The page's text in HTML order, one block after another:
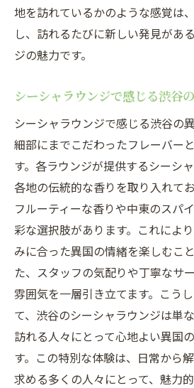
シーシャラウンジで渋谷
別な体験
渋谷で異国情緒を楽しむ
シーシャラウンジが提供
常のひととき
渋谷のシーシャラウンジ
体験
シーシャのフレーバーが彩
渋谷のシーシャラウンジ
レーバー
シーシャがもたらす渋谷
世界のフレーバーを楽し
ラウンジ
渋谷でシーシャを通じて
法
地を訪れているかのような感覚は
し、訪れるたびに新しい発見があ
ジの魅力です。
シーシャラウンジで感じる渋谷
シーシャラウンジで感じる渋谷の
細部にまでこだわったフレーバー
す。各ラウンジが提供するシーシ
各地の伝統的な香りを取り入れて
フルーティーな香りや中東のスパ
彩な選択肢があります。これによ
みに合った異国の情緒を楽しむこ
た、スタッフの気配りや丁寧なサ
雰囲気を一層引き立てます。こう
て、渋谷のシーシャラウンジは単
訪れる人々にとって心地よい異国
す。この特別な体験は、日常から
求める多くの人々にとって、魅力